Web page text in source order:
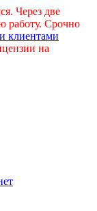
Через две
работу. Срочно
клиентами
на